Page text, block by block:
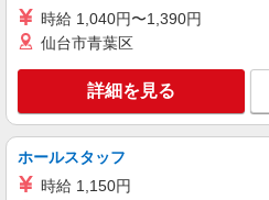
時給 1,040円〜1,390円
仙台市青葉区
詳細を見る
ホールスタッフ
時給 1,150円